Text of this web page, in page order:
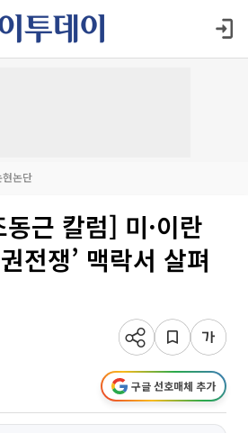
현논단
근 칼럼] 미·이란
전쟁’ 맥락서 살펴
구글 선호매체 추가